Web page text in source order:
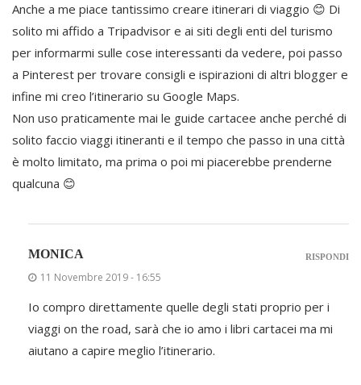
Anche a me piace tantissimo creare itinerari di viaggio 😊 Di
solito mi affido a Tripadvisor e ai siti degli enti del turismo
per informarmi sulle cose interessanti da vedere, poi passo
a Pinterest per trovare consigli e ispirazioni di altri blogger e
infine mi creo l’itinerario su Google Maps.
Non uso praticamente mai le guide cartacee anche perché di
solito faccio viaggi itineranti e il tempo che passo in una città
è molto limitato, ma prima o poi mi piacerebbe prenderne
qualcuna 😊
MONICA
11 Novembre 2019 - 16:55
Io compro direttamente quelle degli stati proprio per i
viaggi on the road, sarà che io amo i libri cartacei ma mi
aiutano a capire meglio l’itinerario.
RISPONDI